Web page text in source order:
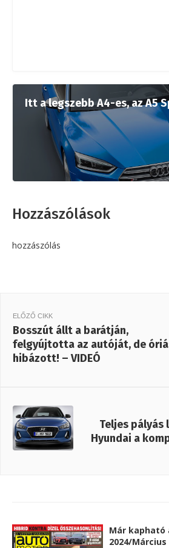
Itt a legszebb A4-es, az A5
Hozzászólások
hozzászólás
ELŐZŐ CIKK
Bosszút állt a barátján,
felgyújtotta az autóját, de
hibázott! – VIDEÓ
Teljes
Hyundai a
Már kapható
2024/